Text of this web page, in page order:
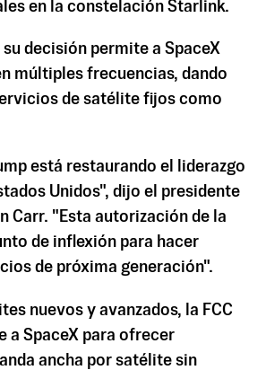
en la constelación Starlink.
su decisión permite a SpaceX
múltiples frecuencias, dando
de satélite fijos como
está restaurando el liderazgo
Unidos", dijo el presidente
Carr. "Esta autorización de la
de inflexión para hacer
de próxima generación".
nuevos y avanzados, la FCC
a SpaceX para ofrecer
ancha por satélite sin